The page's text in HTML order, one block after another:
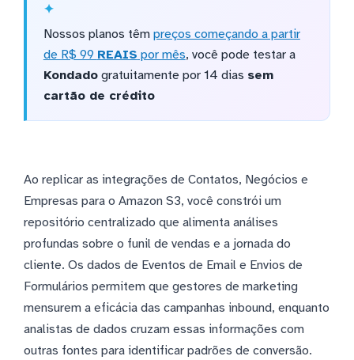
Nossos planos têm preços começando a partir
de R$ 99 REAIS por mês, você pode testar a
Kondadogratuitamente por 14 dias sem
cartão de crédito
Ao replicar as integrações de Contatos, Negócios e
Empresas para o Amazon S3, você constrói um
repositório centralizado que alimenta análises
profundas sobre o funil de vendas e a jornada do
cliente. Os dados de Eventos de Email e Envios de
Formulários permitem que gestores de marketing
mensurem a eficácia das campanhas inbound, enquanto
analistas de dados cruzam essas informações com
outras fontes para identificar padrões de conversão.